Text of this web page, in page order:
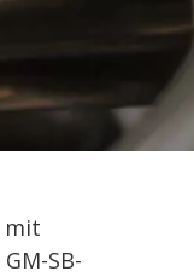
mit
SB-